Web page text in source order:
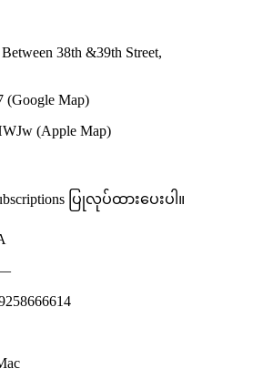
38th &39th Street,
(Google Map)
(Apple Map)
ပြုလုပ်ထားပေးပါ။